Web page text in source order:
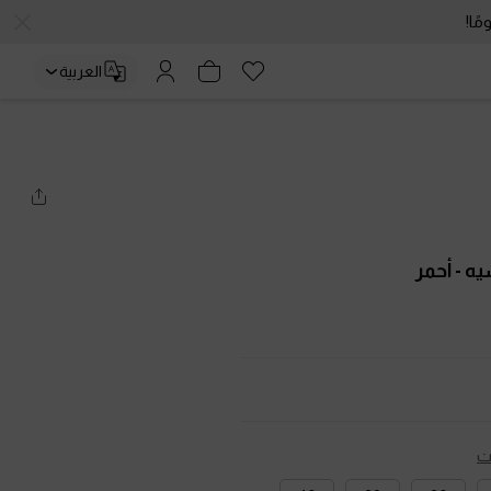
العربية
- أحمر